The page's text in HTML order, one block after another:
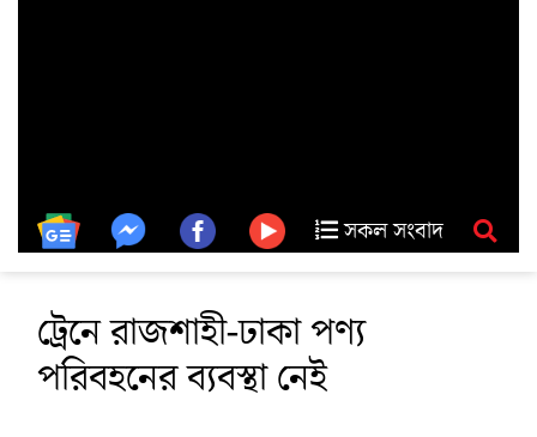
সকল সংবাদ
ট্রেনে রাজশাহী-ঢাকা পণ্য
পরিবহনের ব্যবস্থা নেই